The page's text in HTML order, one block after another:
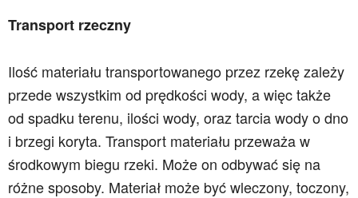
Transport rzeczny
Ilość materiału transportowanego przez rzekę zależy
przede wszystkim od prędkości wody, a więc także
od spadku terenu, ilości wody, oraz tarcia wody o dno
i brzegi koryta. Transport materiału przeważa w
środkowym biegu rzeki. Może on odbywać się na
różne sposoby. Materiał może być wleczony, toczony,